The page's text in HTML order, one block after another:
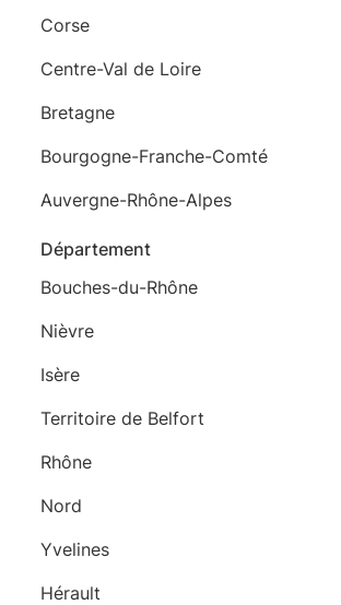
Corse
Centre-Val de Loire
Bretagne
Bourgogne-Franche-Comté
Auvergne-Rhône-Alpes
Département
Bouches-du-Rhône
Nièvre
Isère
Territoire de Belfort
Rhône
Nord
Yvelines
Hérault